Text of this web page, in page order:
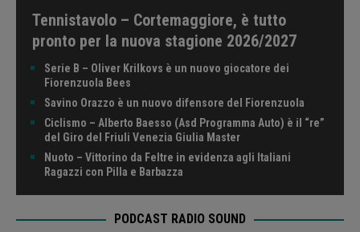
Tennistavolo – Cortemaggiore, è tutto
pronto per la nuova stagione 2026/2027
Serie B – Oliver Krilkovs è un nuovo giocatore dei
Fiorenzuola Bees
Savino Orazzo è un nuovo difensore del Fiorenzuola
Ciclismo – Alberto Baesso (Asd Programma Auto) è il “re”
del Giro del Friuli Venezia Giulia Master
Nuoto – Vittorino da Feltre in evidenza agli Italiani
Ragazzi con Pilla e Barbazza
PODCAST RADIO SOUND